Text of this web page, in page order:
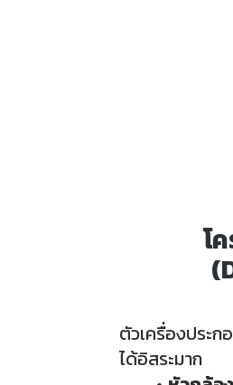
โ
ตัวเครื่องประ
ได้อิสระมาก